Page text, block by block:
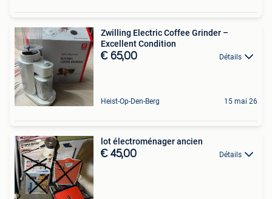
Zwilling Electric Coffee Grinder –
Excellent Condition
€ 65,00 Détails
Heist-Op-Den-Berg 15 mai 26
lot électroménager ancien
€ 45,00 Détails